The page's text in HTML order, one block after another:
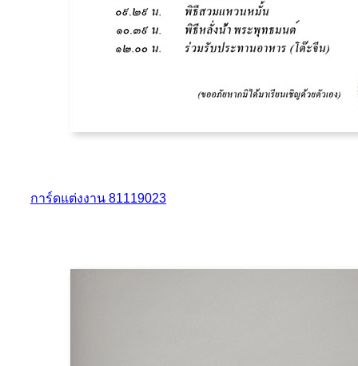
การ์ดแต่งงาน 81119023